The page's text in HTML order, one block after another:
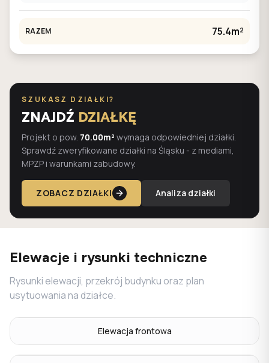
RAZEM 75.4m²
SZUKASZ DZIAŁKI?
ZNAJDŹ DZIAŁKĘ
Projekt o pow. 70.00m² wymaga odpowiedniej działki.
Sprawdź zweryfikowane działki na Śląsku - z mediami,
MPZP i warunkami zabudowy.
ZOBACZ DZIAŁKI Analiza działki
Elewacje i rysunki techniczne
Rysunki elewacji, przekrój budynku oraz plan
usytuowania na działce.
Elewacja frontowa